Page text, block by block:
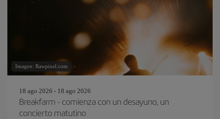
Imagen: Rawpixel.com
18 ago 2026 - 18 ago 2026
Breakfarm - comienza con un desayuno, un
concierto matutino